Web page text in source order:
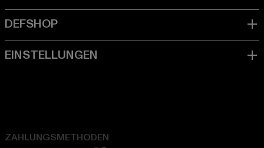
ZAHLUNGSMETHODEN